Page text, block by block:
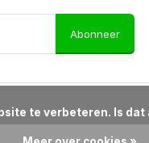
Abonneer